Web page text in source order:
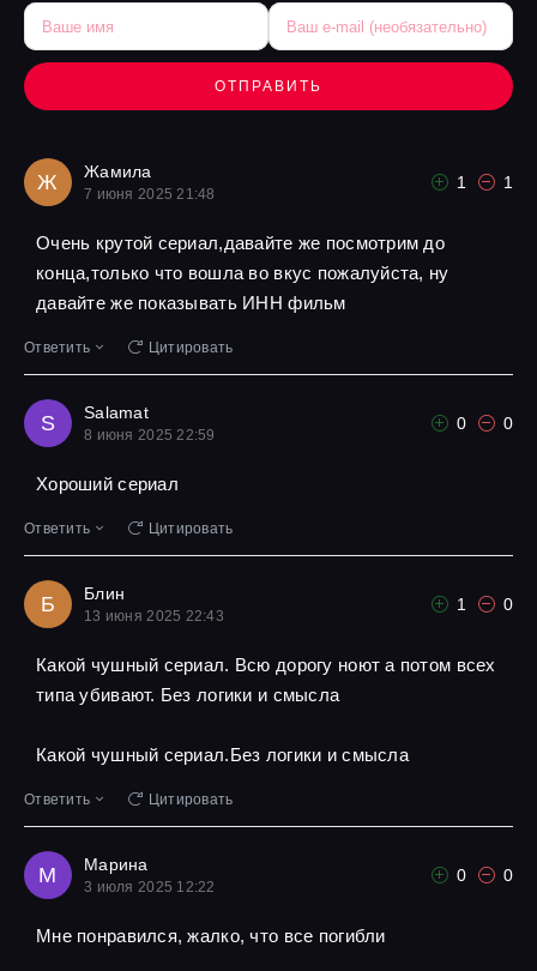
ОТПРАВИТЬ
Ж Жамила
7 июня 2025 21:48
1 1
Очень крутой сериал,давайте же посмотрим до
конца,только что вошла во вкус пожалуйста, ну
давайте же показывать ИНН фильм
Ответить Цитировать
S Salamat
8 июня 2025 22:59
0 0
Хороший сериал
Ответить Цитировать
Б Блин
13 июня 2025 22:43
1 0
Какой чушный сериал. Всю дорогу ноют а потом всех
типа убивают. Без логики и смысла
Какой чушный сериал.Без логики и смысла
Ответить Цитировать
М Марина
3 июля 2025 12:22
0 0
Мне понравился, жалко, что все погибли